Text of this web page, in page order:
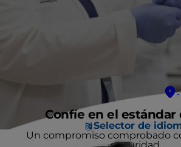
Selector de
Confíe en el estándar
Un compromiso comprobado